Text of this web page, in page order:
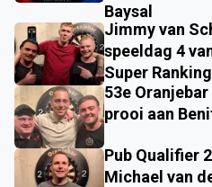
Baysal
Jimmy van
speeldag 4
Super
53e
prooi aan
Pub Qualifier
Michael van